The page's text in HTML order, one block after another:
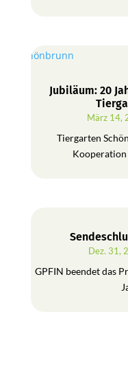
Jubiläum: 20
März 14,
Tiergarten
Kooperation
Dez. 31,
GPFIN beendet das